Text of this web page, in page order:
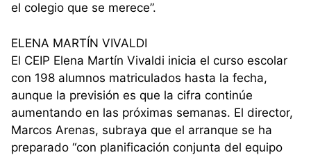
el colegio que se merece”.
ELENA MARTÍN VIVALDI
El CEIP Elena Martín Vivaldi inicia el curso escolar
con 198 alumnos matriculados hasta la fecha,
aunque la previsión es que la cifra continúe
aumentando en las próximas semanas. El director,
Marcos Arenas, subraya que el arranque se ha
preparado “con planificación conjunta del equipo